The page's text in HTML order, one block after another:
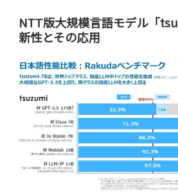
NTT版大規模言語モデル「
新性とその応用